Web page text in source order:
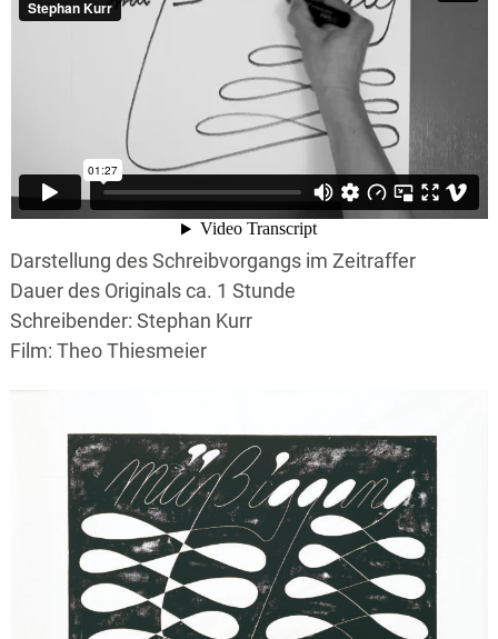
Darstellung des Schreibvorgangs im Zeitraffer
Dauer des Originals ca. 1 Stunde
Schreibender: Stephan Kurr
Film: Theo Thiesmeier